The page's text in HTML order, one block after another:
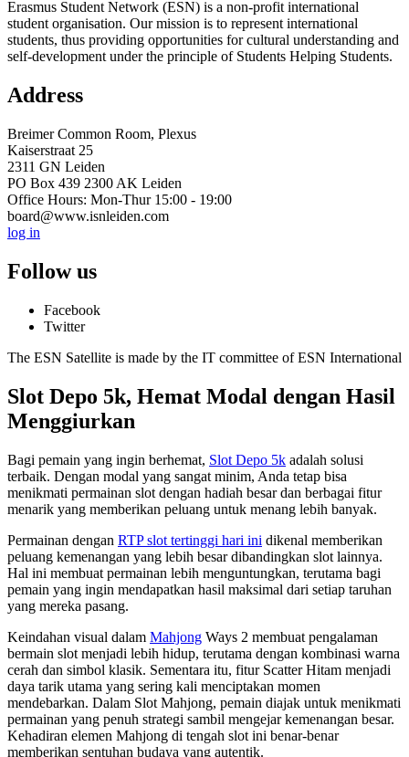
Erasmus Student Network (ESN) is a non-profit international
student organisation. Our mission is to represent international
students, thus providing opportunities for cultural understanding and
self-development under the principle of Students Helping Students.
Address
Breimer Common Room, Plexus
Kaiserstraat 25
2311 GN Leiden
PO Box 439 2300 AK Leiden
Office Hours: Mon-Thur 15:00 - 19:00
board@www.isnleiden.com
log in
Follow us
Facebook
Twitter
The ESN Satellite is made by the IT committee of ESN International
Slot Depo 5k, Hemat Modal dengan Hasil
Menggiurkan
Bagi pemain yang ingin berhemat, Slot Depo 5k adalah solusi
terbaik. Dengan modal yang sangat minim, Anda tetap bisa
menikmati permainan slot dengan hadiah besar dan berbagai fitur
menarik yang memberikan peluang untuk menang lebih banyak.
Permainan dengan RTP slot tertinggi hari ini dikenal memberikan
peluang kemenangan yang lebih besar dibandingkan slot lainnya.
Hal ini membuat permainan lebih menguntungkan, terutama bagi
pemain yang ingin mendapatkan hasil maksimal dari setiap taruhan
yang mereka pasang.
Keindahan visual dalam Mahjong Ways 2 membuat pengalaman
bermain slot menjadi lebih hidup, terutama dengan kombinasi warna
cerah dan simbol klasik. Sementara itu, fitur Scatter Hitam menjadi
daya tarik utama yang sering kali menciptakan momen
mendebarkan. Dalam Slot Mahjong, pemain diajak untuk menikmati
permainan yang penuh strategi sambil mengejar kemenangan besar.
Kehadiran elemen Mahjong di tengah slot ini benar-benar
memberikan sentuhan budaya yang autentik.